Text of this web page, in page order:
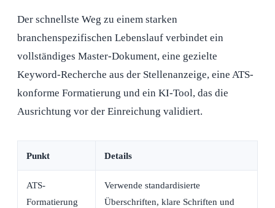
Der schnellste Weg zu einem starken
branchenspezifischen Lebenslauf verbindet ein
vollständiges Master-Dokument, eine gezielte
Keyword-Recherche aus der Stellenanzeige, eine ATS-
konforme Formatierung und ein KI-Tool, das die
Ausrichtung vor der Einreichung validiert.
Punkt Details
ATS-
Formatierung
Verwende standardisierte
Überschriften, klare Schriften und